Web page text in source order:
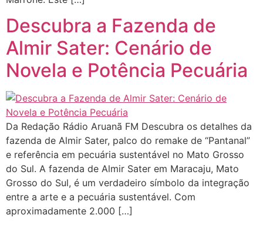
Descubra a Fazenda de
Almir Sater: Cenário de
Novela e Potência Pecuária​
Da Redação Rádio Aruanã FM Descubra os detalhes da
fazenda de Almir Sater, palco do remake de “Pantanal”
e referência em pecuária sustentável no Mato Grosso
do Sul.​ A fazenda de Almir Sater em Maracaju, Mato
Grosso do Sul, é um verdadeiro símbolo da integração
entre a arte e a pecuária sustentável. Com
aproximadamente 2.000 […]